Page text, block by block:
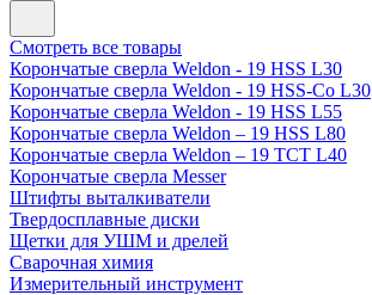
Смотреть все товары
Корончатые сверла Weldon - 19 HSS L30
Корончатые сверла Weldon - 19 HSS-Co L30
Корончатые сверла Weldon - 19 HSS L55
Корончатые сверла Weldon – 19 HSS L80
Корончатые сверла Weldon – 19 TCT L40
Корончатые сверла Messer
Штифты выталкиватели
Твердосплавные диски
Щетки для УШМ и дрелей
Сварочная химия
Измерительный инструмент